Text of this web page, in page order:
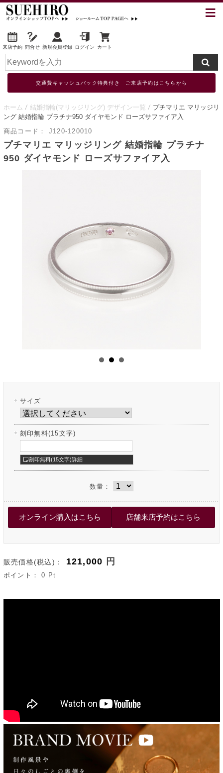
来店予約 問合せ 新規会員登録 ログイン カート
交通費キャッシュバック特典付き ご来店予約はこちらから
ホーム 結婚指輪(マリッジリング) デザイン一覧
プチマリエ マリッジリ
ング 結婚指輪 プラチナ950 ダイヤモンド ローズサファイア入
商品コード：
J120-120010
プチマリエ マリッジリング 結婚指輪 プラチナ
950 ダイヤモンド ローズサファイア入
サイズ
刻印無料(15文字)
刻印無料(15文字)詳細
数量：
販売価格(税込)： 121,000 円
ポイント：0 Pt